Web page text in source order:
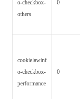
o-checkbox-
others
0
cookielawinf
o-checkbox-
performance
0